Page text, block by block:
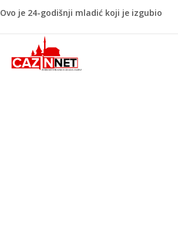
Ovo je 24-godišnji mladić koji je izgubio
Na Ahiret preselio LJUBIJANKIĆ (Hasan)
Na Ahiret preselio HALILOVIĆ (Smajil)